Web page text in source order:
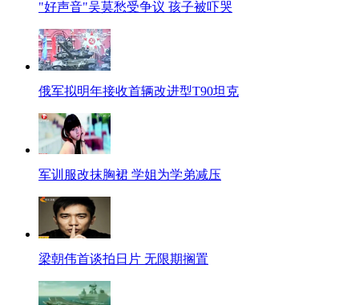
"好声音"吴莫愁受争议 孩子被吓哭
俄军拟明年接收首辆改进型T90坦克
军训服改抹胸裙 学姐为学弟减压
梁朝伟首谈拍日片 无限期搁置